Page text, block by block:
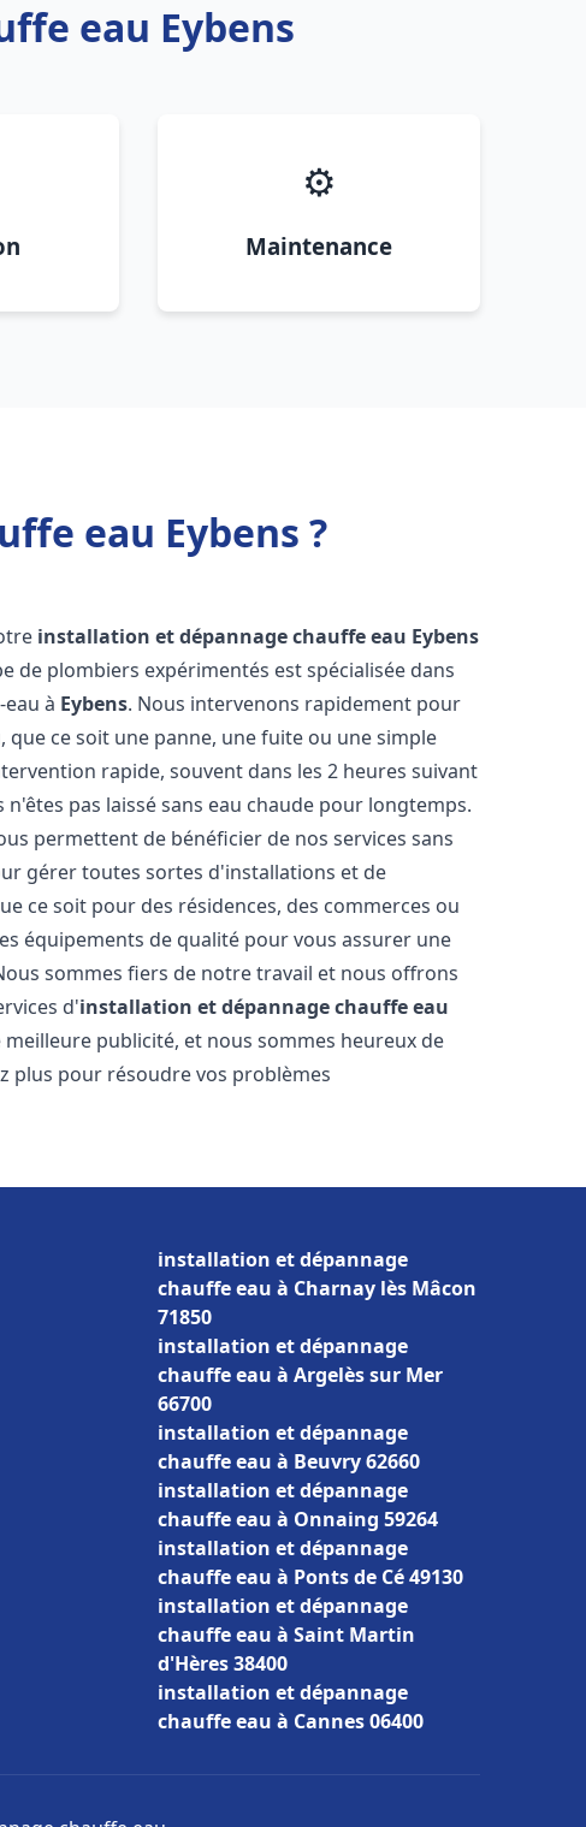
eau Eybens
⚙️
Maintenance
eau Eybens ?
installation et dépannage chauffe eau Eybens
de plombiers expérimentés est spécialisée dans
à Eybens. Nous intervenons rapidement pour
ce soit une panne, une fuite ou une simple
rapide, souvent dans les 2 heures suivant
pas laissé sans eau chaude pour longtemps.
permettent de bénéficier de nos services sans
gérer toutes sortes d'installations et de
ce soit pour des résidences, des commerces ou
équipements de qualité pour vous assurer une
sommes fiers de notre travail et nous offrons
d'installation et dépannage chauffe eau
publicité, et nous sommes heureux de
plus pour résoudre vos problèmes
installation et dépannage
chauffe eau à Charnay lès Mâcon
71850
installation et dépannage
chauffe eau à Argelès sur Mer
66700
installation et dépannage
chauffe eau à Beuvry 62660
installation et dépannage
chauffe eau à Onnaing 59264
installation et dépannage
chauffe eau à Ponts de Cé 49130
installation et dépannage
chauffe eau à Saint Martin
d'Hères 38400
installation et dépannage
chauffe eau à Cannes 06400